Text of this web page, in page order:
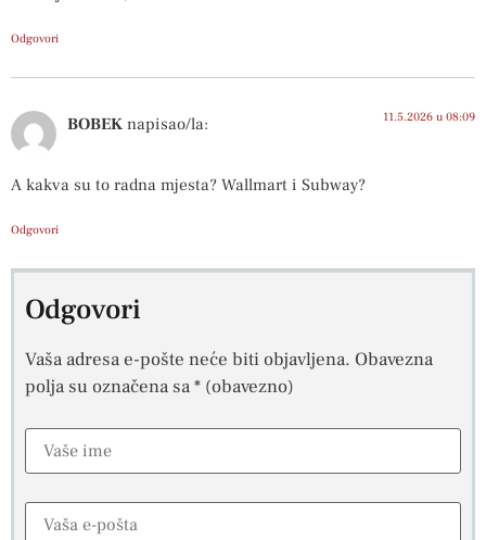
Odgovori
BOBEK napisao/la: 11.5.2026 u 08:09
A kakva su to radna mjesta? Wallmart i Subway?
Odgovori
Odgovori
Vaša adresa e-pošte neće biti objavljena. Obavezna
polja su označena sa* (obavezno)